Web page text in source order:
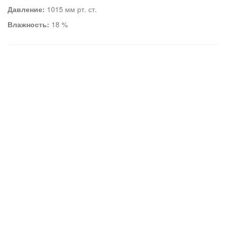
Давление: 1015 мм рт. ст.
Влажность: 18 %